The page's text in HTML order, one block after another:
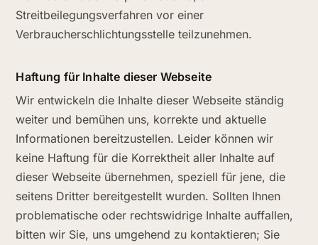
Streitbeilegungsverfahren vor einer
Verbraucherschlichtungsstelle teilzunehmen.
Haftung für Inhalte dieser Webseite
Wir entwickeln die Inhalte dieser Webseite ständig
weiter und bemühen uns, korrekte und aktuelle
Informationen bereitzustellen. Leider können wir
keine Haftung für die Korrektheit aller Inhalte auf
dieser Webseite übernehmen, speziell für jene, die
seitens Dritter bereitgestellt wurden. Sollten Ihnen
problematische oder rechtswidrige Inhalte auffallen,
bitten wir Sie, uns umgehend zu kontaktieren; Sie